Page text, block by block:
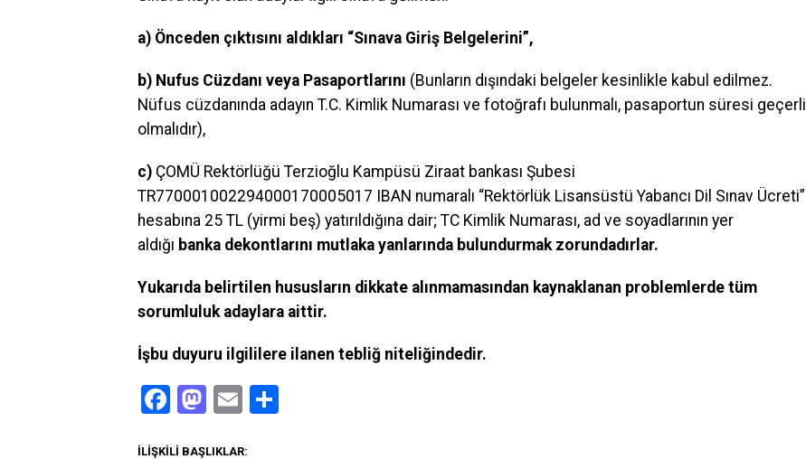
a) Önceden çıktısını aldıkları “Sınava Giriş Belgelerini”,
b) Nufus Cüzdanı veya Pasaportlarını (Bunların dışındaki belgeler kesinlikle kabul edilmez.
Nüfus cüzdanında adayın T.C. Kimlik Numarası ve fotoğrafı bulunmalı, pasaportun süresi geçerli
olmalıdır),
c) ÇOMÜ Rektörlüğü Terzioğlu Kampüsü Ziraat bankası Şubesi
TR770001002294000170005017 IBAN numaralı “Rektörlük Lisansüstü Yabancı Dil Sınav Ücreti”
hesabına 25 TL (yirmi beş) yatırıldığına dair; TC Kimlik Numarası, ad ve soyadlarının yer
aldığı banka dekontlarını mutlaka yanlarında bulundurmak zorundadırlar.
Yukarıda belirtilen hususların dikkate alınmamasından kaynaklanan problemlerde tüm
sorumluluk adaylara aittir.
İşbu duyuru ilgililere ilanen tebliğ niteliğindedir.
Facebook
Mastodon
Email
İLIŞKILI BAŞLIKLAR: